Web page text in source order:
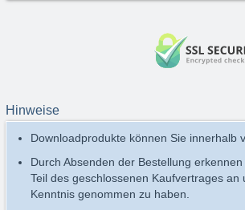
Hinweise
Downloadprodukte können Sie
Durch Absenden der Bestellung
Teil des geschlossenen Kaufvertrages
Kenntnis genommen zu haben.